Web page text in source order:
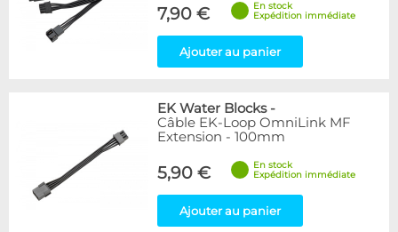
7,90 €
En stock
Expédition immédiate
Ajouter au panier
EK Water Blocks-
Câble EK-Loop OmniLink MF
Extension - 100mm
5,90 €
En stock
Expédition immédiate
Ajouter au panier